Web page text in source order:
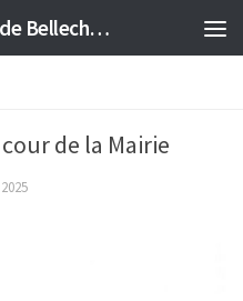
site officiel de la commune de Bellechaume
de la Mairie